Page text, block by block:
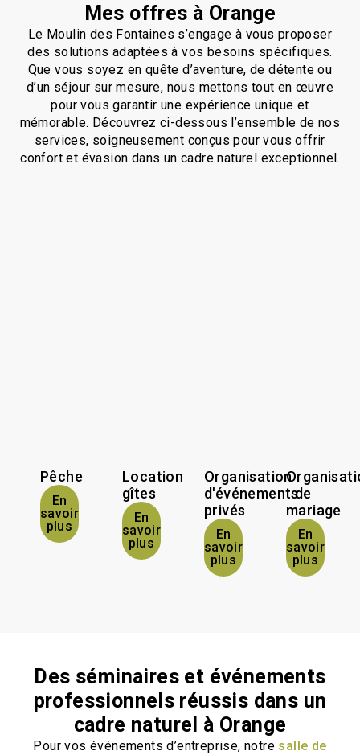
Mes offres à Orange
Le Moulin des Fontaines s’engage à vous proposer
des solutions adaptées à vos besoins spécifiques.
Que vous soyez en quête d’aventure, de détente ou
d’un séjour sur mesure, nous mettons tout en œuvre
pour vous garantir une expérience unique et
mémorable. Découvrez ci-dessous l’ensemble de nos
services, soigneusement conçus pour vous offrir
confort et évasion dans un cadre naturel exceptionnel.
Pêche
En
savoir
plus
Location
gîtes
En
savoir
plus
Organisation
d'événements
privés
En
savoir
plus
de
mariage
En
savoir
plus
Des séminaires et événements
professionnels réussis dans un
cadre naturel à Orange
Pour vos événements d’entreprise, notre salle de